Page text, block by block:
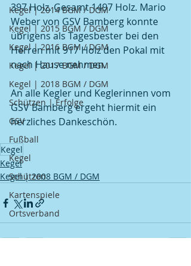
Kegel | 2014 BGM / DGM
Kegel | 2015 BGM / DGM
Kegel | 2016 BGM / DGM
Kegel | 2017 BGM / DGM
Kegel | 2018 BGM / DGM
Schützen | Erfolge
GSV
Fußball
Kegel
Schützen
Kartenspiele
Ortsverband
397 Holz. Gesamt 1497 Holz. Mario
Weber von GSV Bamberg konnte
übrigens als Tagesbester bei den
Herren mit 917 Holz den Pokal mit
nach Hause nehmen.
An alle Kegler und Keglerinnen vom
GSV Bamberg ergeht hiermit ein
herzliches Dankeschön.
Kegel
Kegel
Kegel | 2008 BGM / DGM